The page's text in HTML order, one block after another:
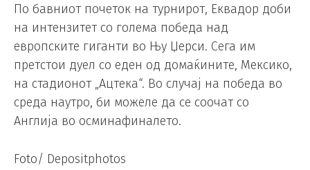
По бавниот почеток на турнирот, Еквадор доби
на интензитет со голема победа над
европските гиганти во Њу Џерси. Сега им
претстои дуел со еден од домаќините, Мексико,
на стадионот „Ацтека“. Во случај на победа во
среда наутро, би можеле да се соочат со
Англија во осминафиналето.
Foto/ Depositphotos